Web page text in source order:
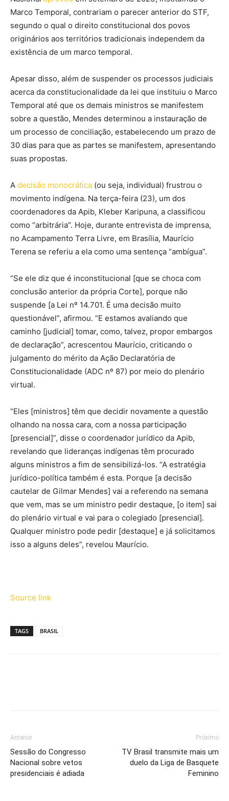
Marco Temporal, contrariam o parecer anterior do STF,
segundo o qual o direito constitucional dos povos
originários aos territórios tradicionais independem da
existência de um marco temporal.
Apesar disso, além de suspender os processos judiciais
acerca da constitucionalidade da lei que instituiu o Marco
Temporal até que os demais ministros se manifestem
sobre a questão, Mendes determinou a instauração de
um processo de conciliação, estabelecendo um prazo de
30 dias para que as partes se manifestem, apresentando
suas propostas.
A decisão monocrática (ou seja, individual) frustrou o
movimento indígena. Na terça-feira (23), um dos
coordenadores da Apib, Kleber Karipuna, a classificou
como “arbitrária”. Hoje, durante entrevista de imprensa,
no Acampamento Terra Livre, em Brasília, Maurício
Terena se referiu a ela como uma sentença “ambígua”.
“Se ele diz que é inconstitucional [que se choca com
conclusão anterior da própria Corte], porque não
suspende [a Lei nº 14.701. É uma decisão muito
questionável”, afirmou. “E estamos avaliando que
caminho [judicial] tomar, como, talvez, propor embargos
de declaração”, acrescentou Maurício, criticando o
julgamento do mérito da Ação Declaratória de
Constitucionalidade (ADC nº 87) por meio do plenário
virtual.
“Eles [ministros] têm que decidir novamente a questão
olhando na nossa cara, com a nossa participação
[presencial]”, disse o coordenador jurídico da Apib,
revelando que lideranças indígenas têm procurado
alguns ministros a fim de sensibilizá-los. “A estratégia
jurídico-política também é esta. Porque [a decisão
cautelar de Gilmar Mendes] vai a referendo na semana
que vem, mas se um ministro pedir destaque, [o item] sai
do plenário virtual e vai para o colegiado [presencial].
Qualquer ministro pode pedir [destaque] e já solicitamos
isso a alguns deles”, revelou Maurício.
Source link
TAGS BRASIL
Anterior
Sessão do Congresso
Nacional sobre vetos
presidenciais é adiada
Próximo
TV Brasil transmite mais um
duelo da Liga de Basquete
Feminino